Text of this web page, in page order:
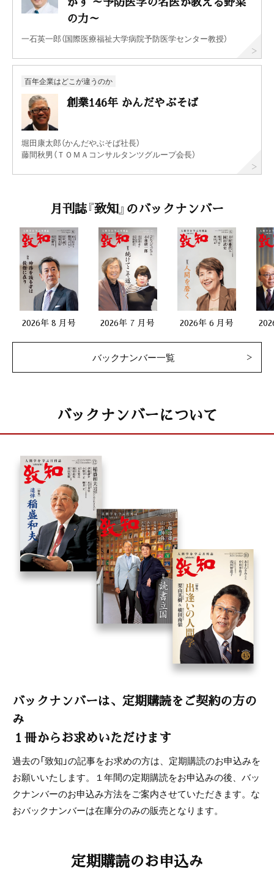
の力～
一石英一郎（国際医療福祉大学病院予防医学センター教授）
百年企業はどこが違うのか
創業146年 かんだやぶそば
堀田康太郎（かんだやぶそば社長）
藤間秋男（ＴＯＭＡコンサルタンツグループ会長）
月刊誌『致知』のバックナンバー
2026年 8 月号 2026年 7 月号 2026年 6 月号
バックナンバー一覧
バックナンバーについて
バックナンバーは、定期購読をご契約の方の
み
１冊からお求めいただけます
過去の「致知」の記事をお求めの方は、定期購読のお申込みを
お願いいたします。１年間の定期購読をお申込みの後、バッ
クナンバーのお申込み方法をご案内させていただきます。な
おバックナンバーは在庫分のみの販売となります。
定期購読のお申込み